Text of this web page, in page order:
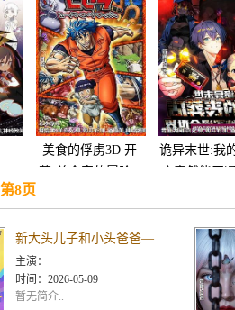
美食的俘虏3D 开
诡异末世:我
8页
新大头儿子和小头爸爸—— 运动中国行
主演：
时间： 2026-05-09
暂无简介..